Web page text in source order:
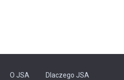
O JSA
Dlaczego JSA